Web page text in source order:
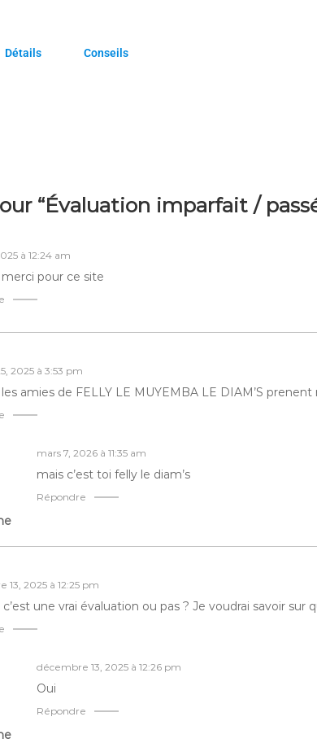
Détails Conseils
“Évaluation imparfait /
à 12:24 am
pour ce site
2025 à 3:53 pm
les amies de FELLY LE MUYEMBA LE DIAM’S
mars 7, 2026 à 11:35 am
mais c’est toi felly le diam’s
Répondre
13, 2025 à 12:25 pm
une vrai évaluation ou pas ? Je voudrai savoir
décembre 13, 2025 à 12:26 pm
Oui
Répondre